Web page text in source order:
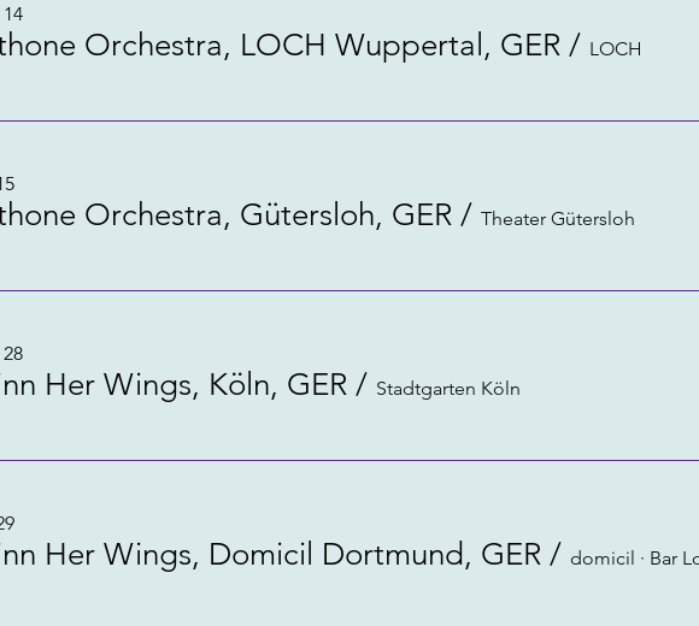
Orchestra, LOCH Wuppertal, GER / LOCH
Orchestra, Gütersloh, GER / Theater Gütersloh
Her Wings, Köln, GER / Stadtgarten Köln
Her Wings, Domicil Dortmund, GER /